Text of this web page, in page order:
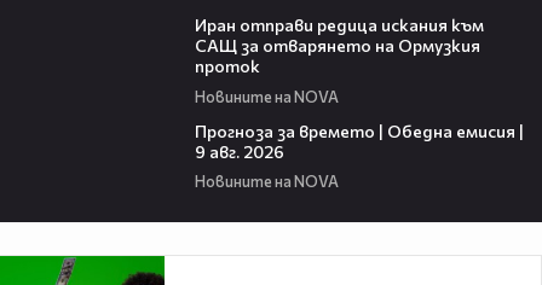
Иран отправи редица искания към
САЩ за отварянето на Ормузкия
проток
Новините на NOVA
Прогноза за времето | Обедна емисия |
9 авг. 2026
Новините на NOVA